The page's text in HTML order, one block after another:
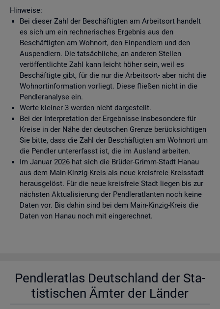
Hinweise:
Bei dieser Zahl der Beschäftigten am Arbeitsort handelt
es sich um ein rechnerisches Ergebnis aus den
Beschäftigten am Wohnort, den Einpendlern und den
Auspendlern. Die tatsächliche, an anderen Stellen
veröffentlichte Zahl kann leicht höher sein, weil es
Beschäftigte gibt, für die nur die Arbeitsort- aber nicht die
Wohnortinformation vorliegt. Diese fließen nicht in die
Pendleranalyse ein.
Werte kleiner 3 werden nicht dargestellt.
Bei der Interpretation der Ergebnisse insbesondere für
Kreise in der Nähe der deutschen Grenze berücksichtigen
Sie bitte, dass die Zahl der Beschäftigten am Wohnort um
die Pendler untererfasst ist, die im Ausland arbeiten.
Im Januar 2026 hat sich die Brüder-Grimm-Stadt Hanau
aus dem Main-Kinzig-Kreis als neue kreisfreie Kreisstadt
herausgelöst. Für die neue kreisfreie Stadt liegen bis zur
nächsten Aktualisierung der Pendleratlanten noch keine
Daten vor. Bis dahin sind bei dem Main-Kinzig-Kreis die
Daten von Hanau noch mit eingerechnet.
Pend­ler­at­las Deutsch­land der Sta­
tis­ti­schen Ämter der Län­der